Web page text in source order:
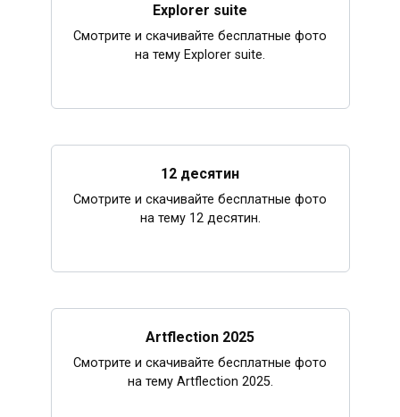
Explorer suite
Смотрите и скачивайте бесплатные фото
на тему Explorer suite.
12 десятин
Смотрите и скачивайте бесплатные фото
на тему 12 десятин.
Artflection 2025
Смотрите и скачивайте бесплатные фото
на тему Artflection 2025.